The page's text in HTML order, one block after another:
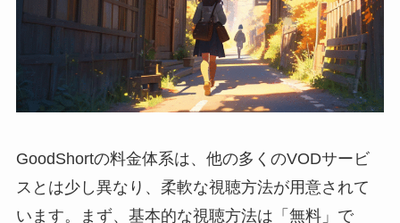
GoodShortの料金体系は、他の多くのVODサービ
スとは少し異なり、柔軟な視聴方法が用意されて
います。まず、基本的な視聴方法は「無料」で